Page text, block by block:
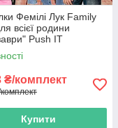
Фемілі Лук Family
всієї родини
Push IT
₴/комплект
Купити